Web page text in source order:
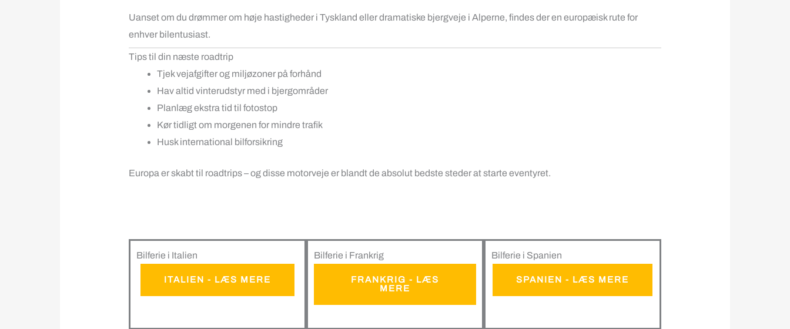
Uanset om du drømmer om høje hastigheder i Tyskland eller dramatiske bjergveje i Alperne, findes der en europæisk rute for
enhver bilentusiast.
Tips til din næste roadtrip
Tjek vejafgifter og miljøzoner på forhånd
Hav altid vinterudstyr med i bjergområder
Planlæg ekstra tid til fotostop
Kør tidligt om morgenen for mindre trafik
Husk international bilforsikring
Europa er skabt til roadtrips – og disse motorveje er blandt de absolut bedste steder at starte eventyret.
Bilferie i Italien
ITALIEN - LÆS MERE
Bilferie i Frankrig
FRANKRIG - LÆS
MERE
Bilferie i Spanien
SPANIEN - LÆS MERE